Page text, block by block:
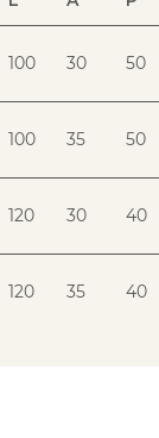
100 30 50
100 35 50
120 30 40
120 35 40